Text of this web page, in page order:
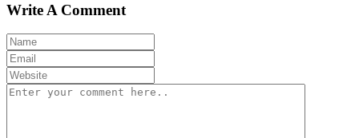
Write A Comment